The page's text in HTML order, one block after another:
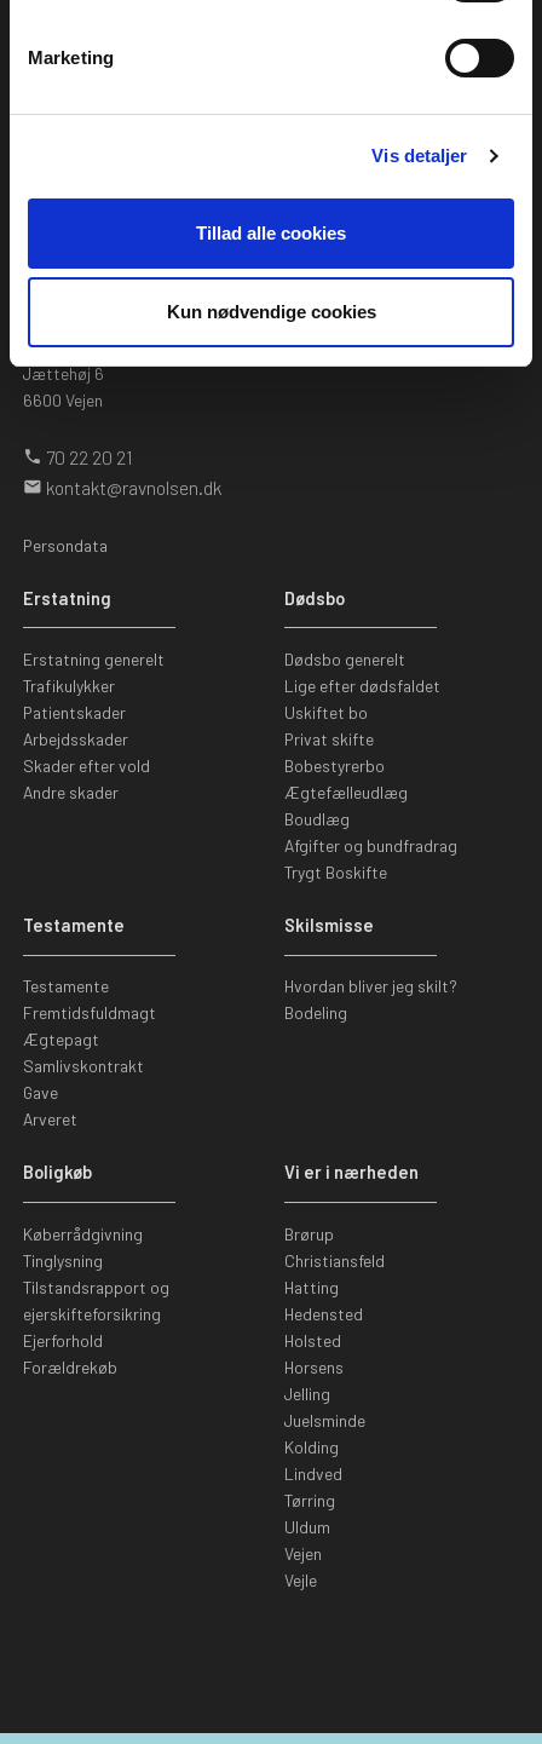
Marketing
Vis detaljer
Tillad alle cookies
Kun nødvendige cookies
Mødefaciliteter
Jættehøj 6
6600 Vejen
phone 70 22 20 21
mail kontakt@ravnolsen.dk
Persondata
Erstatning
Erstatning generelt
Trafikulykker
Patientskader
Arbejdsskader
Skader efter vold
Andre skader
Dødsbo
Dødsbo generelt
Lige efter dødsfaldet
Uskiftet bo
Privat skifte
Bobestyrerbo
Ægtefælleudlæg
Boudlæg
Afgifter og bundfradrag
Trygt Boskifte
Testamente
Testamente
Fremtidsfuldmagt
Ægtepagt
Samlivskontrakt
Gave
Arveret
Skilsmisse
Hvordan bliver jeg skilt?
Bodeling
Boligkøb
Køberrådgivning
Tinglysning
Tilstandsrapport og
ejerskifteforsikring
Ejerforhold
Forældrekøb
Vi er i nærheden
Brørup
Christiansfeld
Hatting
Hedensted
Holsted
Horsens
Jelling
Juelsminde
Kolding
Lindved
Tørring
Uldum
Vejen
Vejle